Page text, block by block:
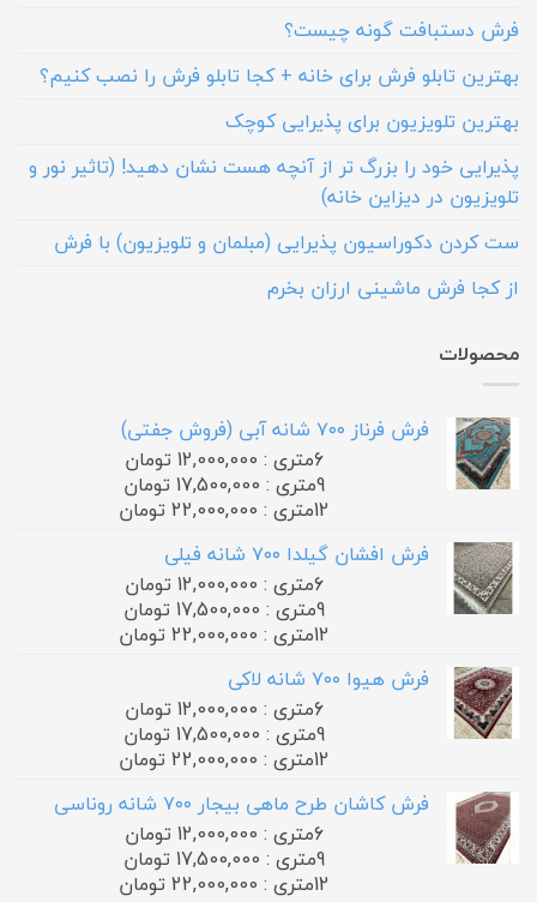
فرش دستبافت گونه چیست؟
بهترین تابلو فرش برای خانه + کجا تابلو فرش را نصب کنیم؟
بهترین تلویزیون برای پذیرایی کوچک
پذیرایی خود را بزرگ تر از آنچه هست نشان دهید! (تاثیر نور و
تلویزیون در دیزاین خانه)
ست کردن دکوراسیون پذیرایی (مبلمان و تلویزیون) با فرش
از کجا فرش ماشینی ارزان بخرم
محصولات
فرش فرناز ۷۰۰ شانه آبی (فروش جفتی)
6متری : 12,000,000 تومان
9متری : 17,500,000 تومان
12متری : 22,000,000 تومان
فرش افشان گیلدا ۷۰۰ شانه فیلی
6متری : 12,000,000 تومان
9متری : 17,500,000 تومان
12متری : 22,000,000 تومان
فرش هیوا ۷۰۰ شانه لاکی
6متری : 12,000,000 تومان
9متری : 17,500,000 تومان
12متری : 22,000,000 تومان
فرش کاشان طرح ماهی بیجار ۷۰۰ شانه روناسی
6متری : 12,000,000 تومان
9متری : 17,500,000 تومان
12متری : 22,000,000 تومان